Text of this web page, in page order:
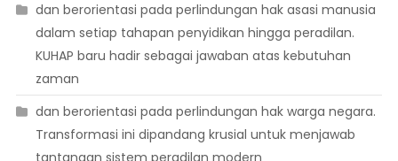
dan berorientasi pada perlindungan hak asasi manusia
dalam setiap tahapan penyidikan hingga peradilan.
KUHAP baru hadir sebagai jawaban atas kebutuhan
zaman
dan berorientasi pada perlindungan hak warga negara.
Transformasi ini dipandang krusial untuk menjawab